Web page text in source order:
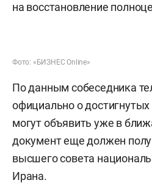
на восстановление
Фото: «БИЗНЕС Online»
По данным собеседника
официально о
могут объявить уже в
документ еще должен
высшего совета
Ирана.